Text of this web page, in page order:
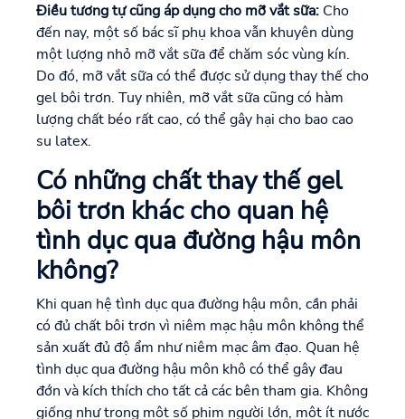
Điều tương tự cũng áp dụng cho mỡ vắt sữa: Cho
đến nay, một số bác sĩ phụ khoa vẫn khuyên dùng
một lượng nhỏ mỡ vắt sữa để chăm sóc vùng kín.
Do đó, mỡ vắt sữa có thể được sử dụng thay thế cho
gel bôi trơn. Tuy nhiên, mỡ vắt sữa cũng có hàm
lượng chất béo rất cao, có thể gây hại cho bao cao
su latex.
Có những chất thay thế gel
bôi trơn khác cho quan hệ
tình dục qua đường hậu môn
không?
Khi quan hệ tình dục qua đường hậu môn, cần phải
có đủ chất bôi trơn vì niêm mạc hậu môn không thể
sản xuất đủ độ ẩm như niêm mạc âm đạo. Quan hệ
tình dục qua đường hậu môn khô có thể gây đau
đớn và kích thích cho tất cả các bên tham gia. Không
giống như trong một số phim người lớn, một ít nước